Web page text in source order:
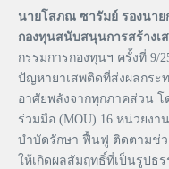
นายโสภณ ซารัมย์ รองนา
กองทุนสนับสนุนการสร้างเ
กรรมการกองทุนฯ ครั้งที่ 9/
ปัญหายาเสพติดที่ส่งผลกระ
อาศัยพลังจากทุกภาคส่วน
ร่วมมือ (MOU) 16 หน่วยงา
บำบัดรักษา ฟื้นฟู ติดตามช่ว
ให้เกิดผลสัมฤทธิ์ที่เป็นรูปธ